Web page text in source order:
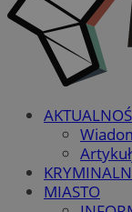
MIASTO